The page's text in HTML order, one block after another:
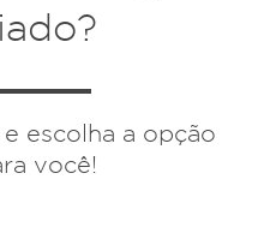
escolha a opção
você!